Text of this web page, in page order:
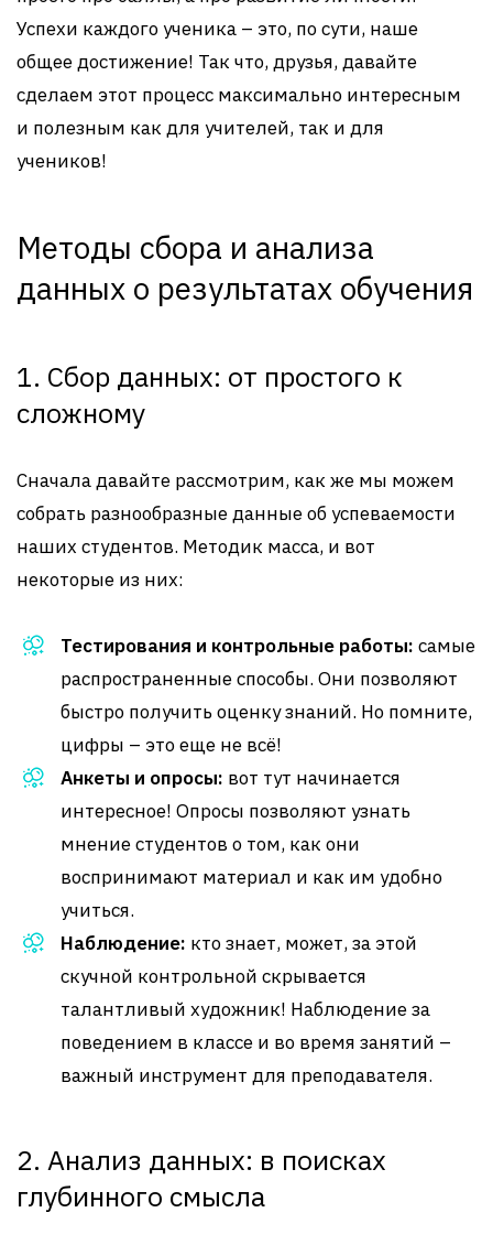
Успехи каждого ученика – это, по сути, наше
общее достижение! Так что, друзья, давайте
сделаем этот процесс максимально интересным
и полезным как для учителей, так и для
учеников!
Методы сбора и анализа
данных о результатах обучения
1. Сбор данных: от простого к
сложному
Сначала давайте рассмотрим, как же мы можем
собрать разнообразные данные об успеваемости
наших студентов. Методик масса, и вот
некоторые из них:
Тестирования и контрольные работы: самые
распространенные способы. Они позволяют
быстро получить оценку знаний. Но помните,
цифры – это еще не всё!
Анкеты и опросы: вот тут начинается
интересное! Опросы позволяют узнать
мнение студентов о том, как они
воспринимают материал и как им удобно
учиться.
Наблюдение: кто знает, может, за этой
скучной контрольной скрывается
талантливый художник! Наблюдение за
поведением в классе и во время занятий –
важный инструмент для преподавателя.
2. Анализ данных: в поисках
глубинного смысла